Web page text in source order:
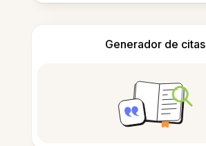
Generador de citas